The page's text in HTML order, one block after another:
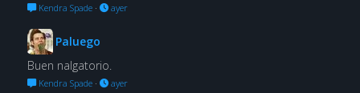
Kendra Spade· ayer
Paluego
Buen nalgatorio.
Kendra Spade· ayer